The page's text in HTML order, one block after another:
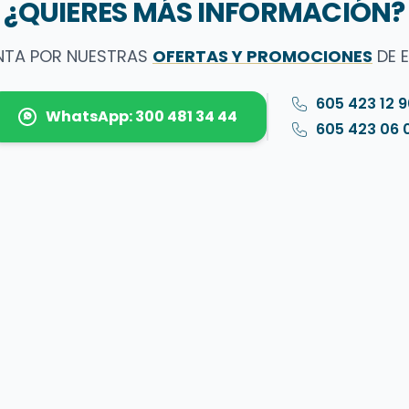
¿QUIERES MÁS INFORMACIÓN?
POR NUESTRAS OFERTAS Y PROMOCIONES DE
WhatsApp: 300 481 34 44
605 423 12
605 423 06